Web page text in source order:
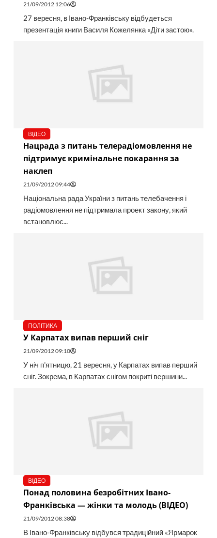
21/09/2012 12:06
27 вересня, в Івано-Франківську відбудеться
презентація книги Василя Кожелянка «Діти застою».
ВІДЕО
Нацрада з питань телерадіомовлення не
підтримує кримінальне покарання за
наклеп
21/09/2012 09:44
Національна рада України з питань телебачення і
радіомовлення не підтримала проект закону, який
встановлює...
ПОЛІТИКА
У Карпатах випав перший сніг
21/09/2012 09:10
У ніч п'ятницю, 21 вересня, у Карпатах випав перший
сніг. Зокрема, в Карпатах снігом покриті вершини...
ВІДЕО
Понад половина безробітних Івано-
Франківська — жінки та молодь (ВІДЕО)
21/09/2012 08:38
В Івано-Франківську відбувся традиційний «Ярмарок